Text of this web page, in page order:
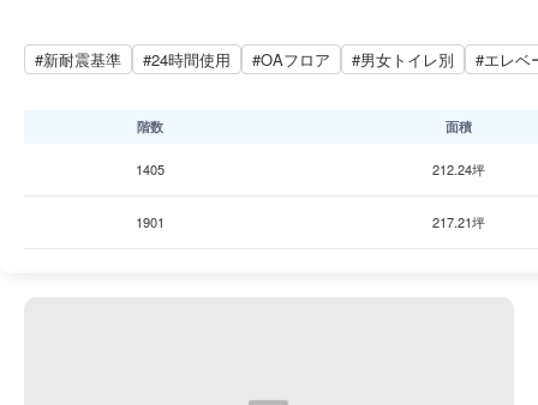
#新耐震基準 #24時間使用 #OAフロア #男女トイレ別 #エレベ
階数 面積
1405 212.24坪
1901 217.21坪